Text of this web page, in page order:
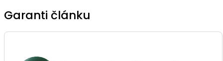
Garanti článku